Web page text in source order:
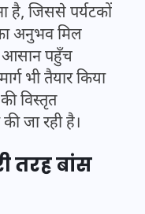
है, जिससे पर्यटकों
अनुभव मिल
आसान पहुँच
भी तैयार किया
विस्तृत
की जा रही है।
तरह बांस